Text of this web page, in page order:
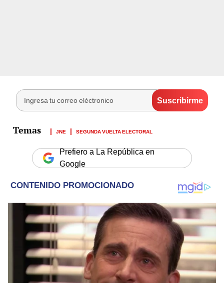
JNE SEGUNDA VUELTA ELECTORAL
Prefiero a La República en
Google